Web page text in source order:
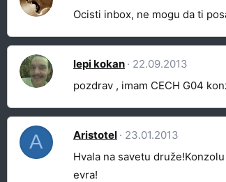
Ocisti inbox, ne mogu da ti
lepi kokan
22.09.2013
pozdrav , imam CECH G04
A Aristotel
23.01.2013
Hvala na savetu
evra!